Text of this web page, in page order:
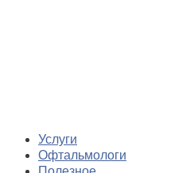
Услуги
Офтальмологи